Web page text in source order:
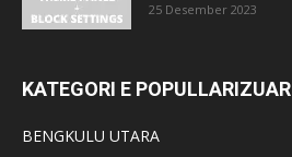
25 Desember 2023
KATEGORI E POPULLARIZUAR
BENGKULU UTARA